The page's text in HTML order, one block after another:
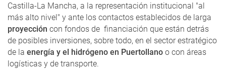
Castilla-La Mancha, a la representación institucional "al
más alto nivel" y ante los contactos establecidos de larga
proyección con fondos de financiación que están detrás
de posibles inversiones, sobre todo, en el sector estratégico
de la energía y el hidrógeno en Puertollano o con áreas
logísticas y de transporte.